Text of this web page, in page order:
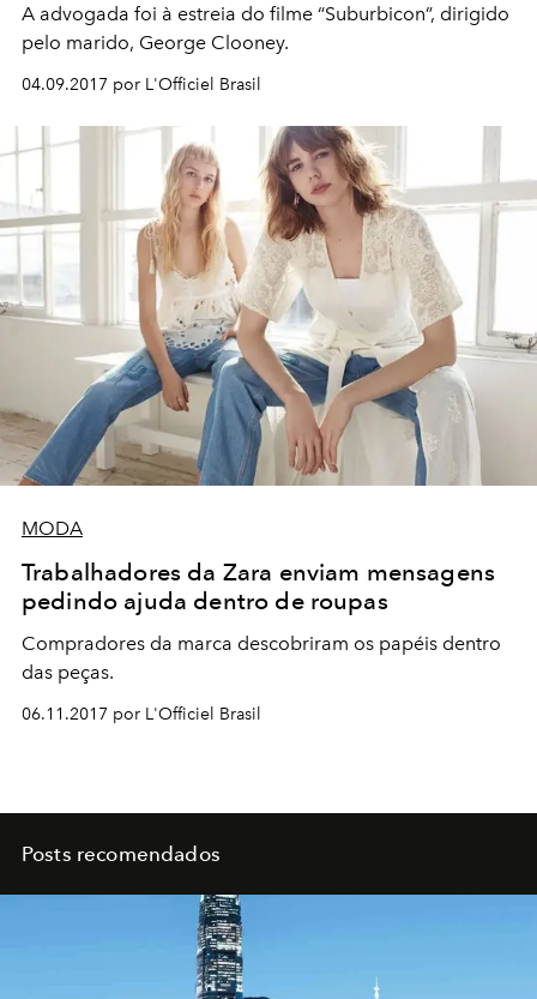
A advogada foi à estreia do filme “Suburbicon”, dirigido
pelo marido, George Clooney.
04.09.2017 por L'Officiel Brasil
MODA
Trabalhadores da Zara enviam mensagens
pedindo ajuda dentro de roupas
Compradores da marca descobriram os papéis dentro
das peças.
06.11.2017 por L'Officiel Brasil
Posts recomendados